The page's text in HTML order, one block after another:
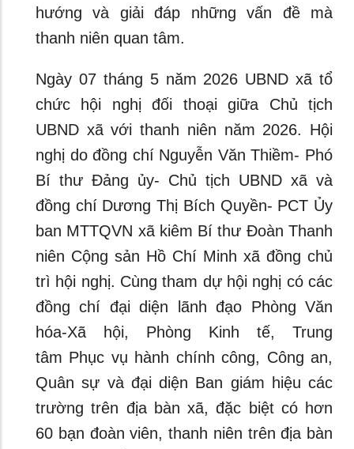
hướng và giải đáp những vấn đề mà
thanh niên quan tâm.
Ngày 07 tháng 5 năm 2026 UBND xã tổ
chức hội nghị đối thoại giữa Chủ tịch
UBND xã với thanh niên năm 2026. Hội
nghị do đồng chí Nguyễn Văn Thiềm- Phó
Bí thư Đảng ủy- Chủ tịch UBND xã và
đồng chí Dương Thị Bích Quyền- PCT Ủy
ban MTTQVN xã kiêm Bí thư Đoàn Thanh
niên Cộng sản Hồ Chí Minh xã đồng chủ
trì hội nghị. Cùng tham dự hội nghị có các
đồng chí đại diện lãnh đạo Phòng Văn
hóa-Xã hội, Phòng Kinh tế, Trung
tâm Phục vụ hành chính công, Công an,
Quân sự và đại diện Ban giám hiệu các
trường trên địa bàn xã, đặc biệt có hơn
60 bạn đoàn viên, thanh niên trên địa bàn